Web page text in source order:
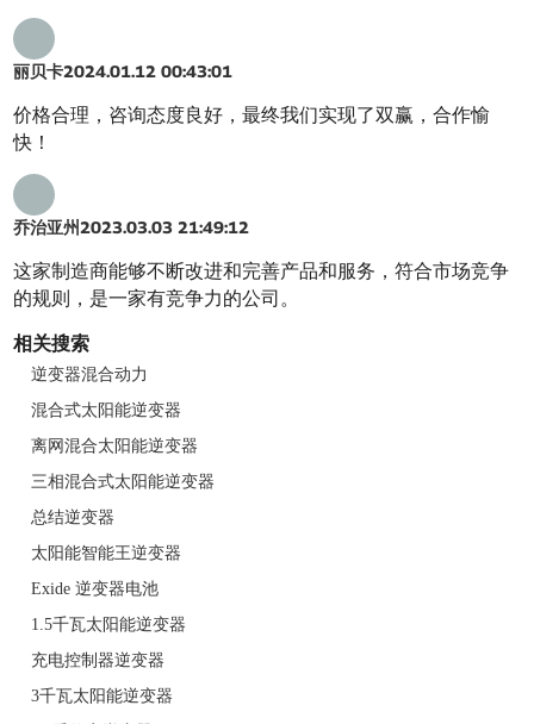
丽贝卡2024.01.12 00:43:01
价格合理，咨询态度良好，最终我们实现了双赢，合作愉
快！
乔治亚州2023.03.03 21:49:12
这家制造商能够不断改进和完善产品和服务，符合市场竞争
的规则，是一家有竞争力的公司。
相关搜索
逆变器混合动力
混合式太阳能逆变器
离网混合太阳能逆变器
三相混合式太阳能逆变器
总结逆变器
太阳能智能王逆变器
Exide 逆变器电池
1.5千瓦太阳能逆变器
充电控制器逆变器
3千瓦太阳能逆变器